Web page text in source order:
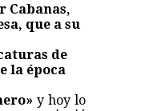
Cabanas,
que a su
de
la época
y hoy lo